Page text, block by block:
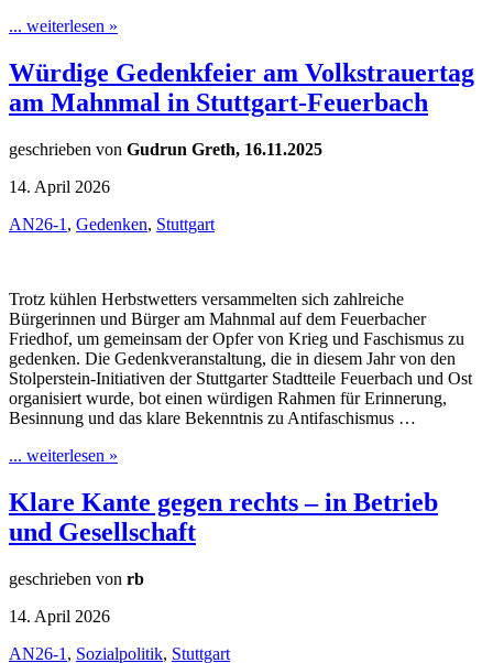
... weiterlesen »
Würdige Gedenkfeier am Volkstrauertag
am Mahnmal in Stuttgart-Feuerbach
geschrieben von Gudrun Greth, 16.11.2025
14. April 2026
AN26-1 , Gedenken, Stuttgart
Trotz kühlen Herbstwetters versammelten sich zahlreiche
Bürgerinnen und Bürger am Mahnmal auf dem Feuerbacher
Friedhof, um gemeinsam der Opfer von Krieg und Faschismus zu
gedenken. Die Gedenkveranstaltung, die in diesem Jahr von den
Stolperstein-Initiativen der Stuttgarter Stadtteile Feuerbach und Ost
organisiert wurde, bot einen würdigen Rahmen für Erinnerung,
Besinnung und das klare Bekenntnis zu Antifaschismus …
... weiterlesen »
Klare Kante gegen rechts – in Betrieb
und Gesellschaft
geschrieben von rb
14. April 2026
AN26-1 , Sozialpolitik, Stuttgart